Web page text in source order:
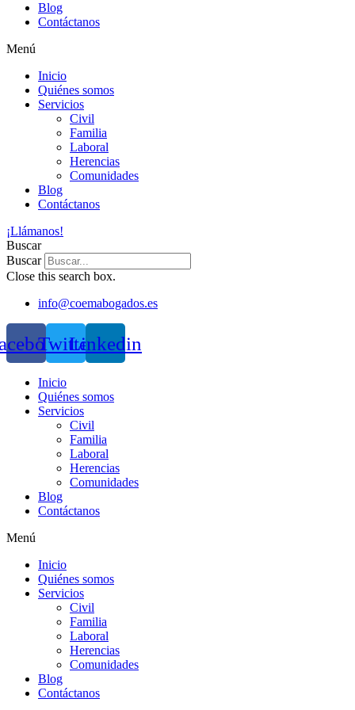
Blog
Contáctanos
Menú
Inicio
Quiénes somos
Servicios
Civil
Familia
Laboral
Herencias
Comunidades
Blog
Contáctanos
¡Llámanos!
Buscar
Buscar
Close this search box.
info@coemabogados.es
TwitterLinkedin
Inicio
Quiénes somos
Servicios
Civil
Familia
Laboral
Herencias
Comunidades
Blog
Contáctanos
Menú
Inicio
Quiénes somos
Servicios
Civil
Familia
Laboral
Herencias
Comunidades
Blog
Contáctanos